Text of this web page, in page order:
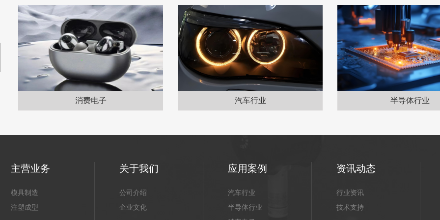
消费电子 汽车行业 半导体行业
主营业务
模具制造
注塑成型
关于我们
公司介绍
企业文化
应用案例
汽车行业
半导体行业
资讯动态
行业资讯
技术支持